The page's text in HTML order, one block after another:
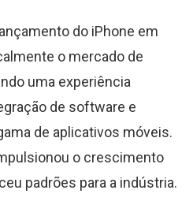
do iPhone em
o mercado de
uma experiência
de software e
de aplicativos móveis.
o crescimento
padrões para a indústria.